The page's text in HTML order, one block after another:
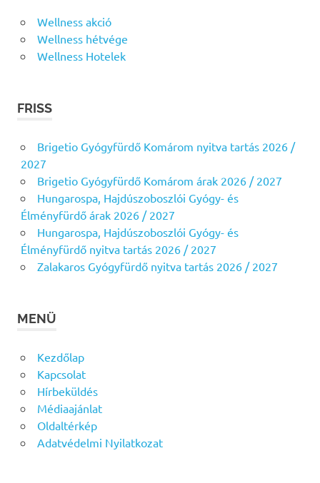
Wellness akció
Wellness hétvége
Wellness Hotelek
FRISS
Brigetio Gyógyfürdő Komárom nyitva tartás 2026 /
2027
Brigetio Gyógyfürdő Komárom árak 2026 / 2027
Hungarospa, Hajdúszoboszlói Gyógy- és
Élményfürdő árak 2026 / 2027
Hungarospa, Hajdúszoboszlói Gyógy- és
Élményfürdő nyitva tartás 2026 / 2027
Zalakaros Gyógyfürdő nyitva tartás 2026 / 2027
MENÜ
Kezdőlap
Kapcsolat
Hírbeküldés
Médiaajánlat
Oldaltérkép
Adatvédelmi Nyilatkozat